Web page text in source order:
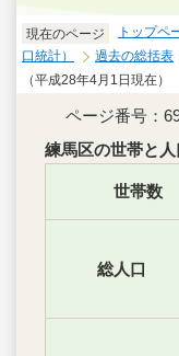
現在のページ トップペ
口統計）
過去の総括表
（平成28年4月1日現在）
ページ番号：
練馬区の世帯と人
世帯数
総人口